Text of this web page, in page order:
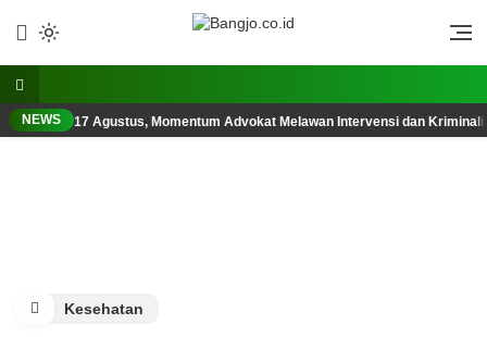
NEWS 17 Agustus, Momentum Advokat Melawan Intervensi dan
Kesehatan